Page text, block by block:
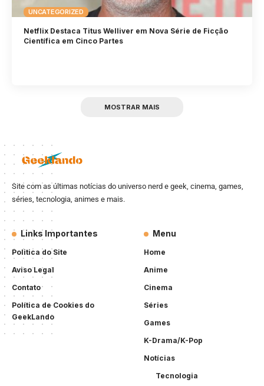
UNCATEGORIZED
Netflix Destaca Titus Welliver em Nova Série de Ficção
Científica em Cinco Partes
MOSTRAR MAIS
Site com as últimas notícias do universo nerd e geek, cinema, games,
séries, tecnologia, animes e mais.
Links Importantes
Politica do Site
Aviso Legal
Contato
Política de Cookies do
GeekLando
Menu
Home
Anime
Cinema
Séries
Games
K-Drama/K-Pop
Notícias
Tecnologia